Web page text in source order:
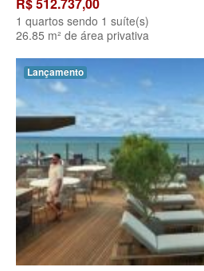
1 quartos sendo 1 suíte(s)
26.85 m² de área privativa
Lançamento